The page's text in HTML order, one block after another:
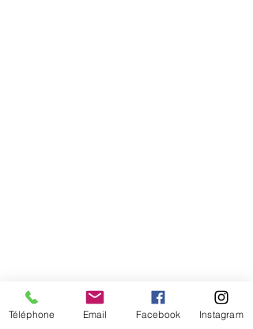
Téléphone Email Facebook Instagram